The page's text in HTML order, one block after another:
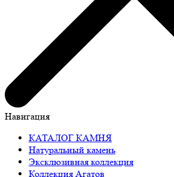
Навигация
КАТАЛОГ КАМНЯ
Натуральный камень
Эксклюзивная коллекция
Коллекция Агатов